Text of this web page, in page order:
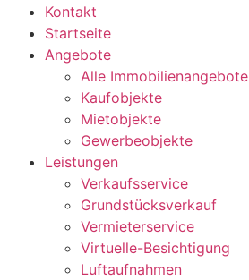
Kontakt
Startseite
Angebote
Alle Immobilienangebote
Kaufobjekte
Mietobjekte
Gewerbeobjekte
Leistungen
Verkaufsservice
Grundstücksverkauf
Vermieterservice
Virtuelle-Besichtigung
Luftaufnahmen